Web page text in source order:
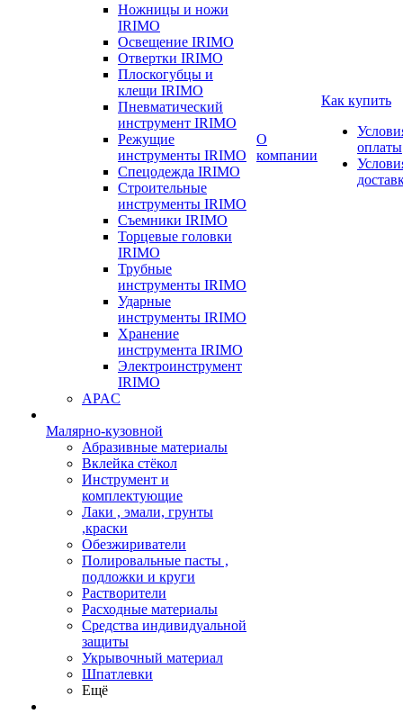
Ножницы и ножи
IRIMO
Освещение IRIMO
Отвертки IRIMO
Плоскогубцы и
клещи IRIMO
Пневматический
инструмент IRIMO
Режущие
инструменты IRIMO
Спецодежда IRIMO
Строительные
инструменты IRIMO
Съемники IRIMO
Торцевые головки
IRIMO
Трубные
инструменты IRIMO
Ударные
инструменты IRIMO
Хранение
инструмента IRIMO
Электроинструмент
IRIMO
APAC
Малярно-кузовной
Абразивные материалы
Вклейка стёкол
Инструмент и
комплектующие
Лаки , эмали, грунты
,краски
Обезжириватели
Полировальные пасты ,
подложки и круги
Растворители
Расходные материалы
Средства индивидуальной
защиты
Укрывочный материал
Шпатлевки
Ещё
О
компании
Как купить
оплаты